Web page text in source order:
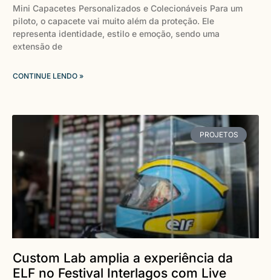
Mini Capacetes Personalizados e Colecionáveis Para um
piloto, o capacete vai muito além da proteção. Ele
representa identidade, estilo e emoção, sendo uma
extensão de
CONTINUE LENDO »
PROJETOS
Custom Lab amplia a experiência da
ELF no Festival Interlagos com Live